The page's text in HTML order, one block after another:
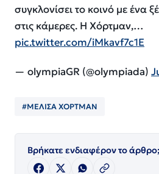
συγκλονίσει το κοινό με ένα
στις κάμερες. Η Χόρτμαν,…
pic.twitter.com/iMkavf7c1E
— olympiaGR (@olympiada)
#ΜΕΛΙΣΑ ΧΟΡΤΜΑΝ
Βρήκατε ενδιαφέρον το